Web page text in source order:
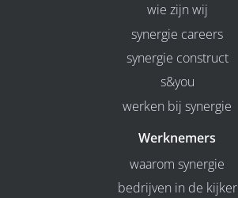
wie zijn wij
synergie careers
synergie construct
s&you
werken bij synergie
Werknemers
waarom synergie
bedrijven in de kijker